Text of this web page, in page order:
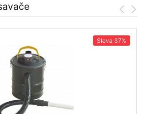
Sleva 37%